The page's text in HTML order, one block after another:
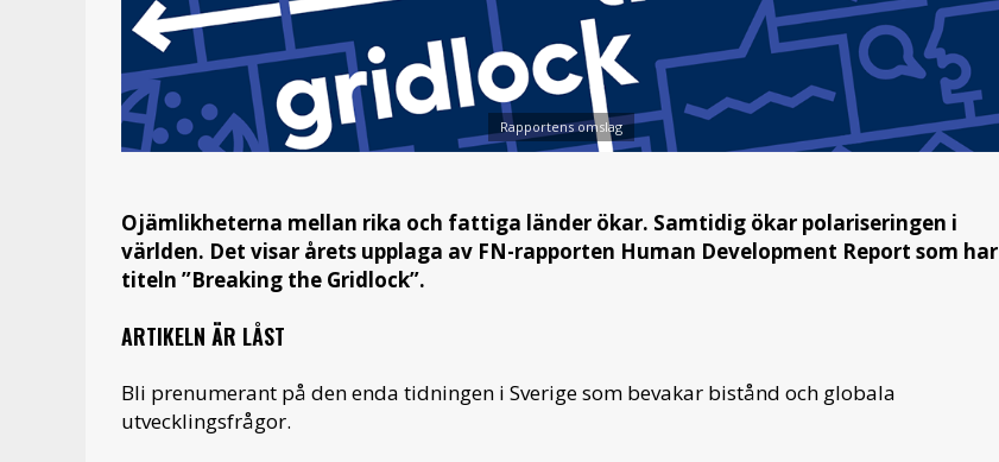
Rapportens omslag
Ojämlikheterna mellan rika och fattiga länder ökar. Samtidig ökar polariseringen i
världen. Det visar årets upplaga av FN-rapporten Human Development Report som har
titeln ”Breaking the Gridlock”.
ARTIKELN ÄR LÅST
Bli prenumerant på den enda tidningen i Sverige som bevakar bistånd och globala
utvecklingsfrågor.